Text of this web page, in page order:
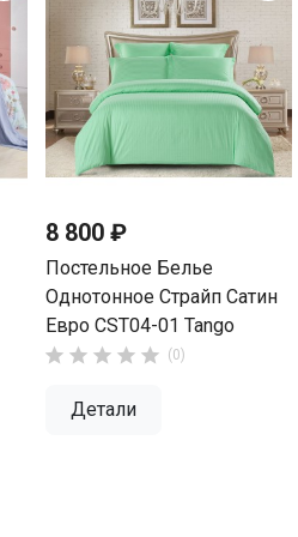
8 800 ₽
Постельное Белье
Однотонное Страйп Сатин
Евро CST04-01 Tango
     (0)
Детали